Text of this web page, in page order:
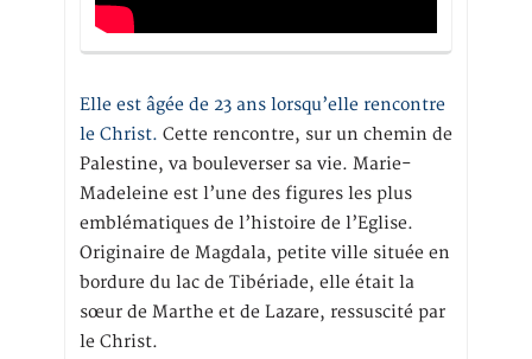
Elle est âgée de 23 ans lorsqu’elle rencontre
le Christ. Cette rencontre, sur un chemin de
Palestine, va bouleverser sa vie. Marie-
Madeleine est l’une des figures les plus
emblématiques de l’histoire de l’Eglise.
Originaire de Magdala, petite ville située en
bordure du lac de Tibériade, elle était la
sœur de Marthe et de Lazare, ressuscité par
le Christ.